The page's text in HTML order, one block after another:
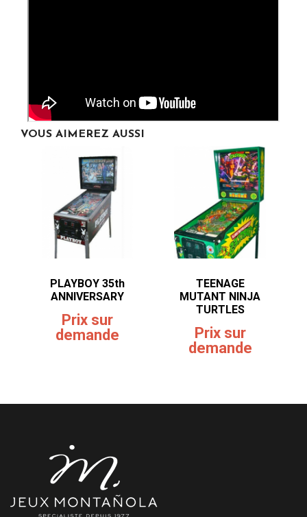
VOUS AIMEREZ AUSSI
PLAYBOY 35th
ANNIVERSARY
Prix sur
demande
TEENAGE
MUTANT NINJA
TURTLES
Prix sur
demande